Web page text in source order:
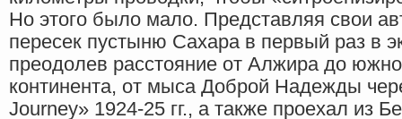
Но этого было мало. Представляя свои
пересек пустыню Сахара в первый раз в
преодолев расстояние от Алжира до
континента, от мыса Доброй Надежды
Journey» 1924-25 гг., а также проехал из